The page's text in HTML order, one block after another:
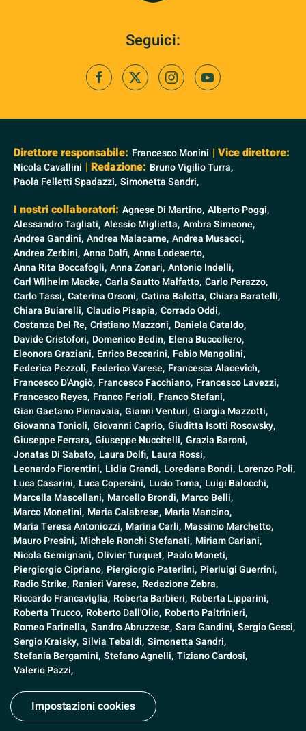
Seguici:
Direttore responsabile: Francesco Monini | Vice direttore:
Nicola Cavallini | Redazione: Bruno Vigilio Turra,
Paola Felletti Spadazzi, Simonetta Sandri,
I nostri collaboratori: Agnese Di Martino, Alberto Poggi,
Alessandro Tagliati, Alessio Miglietta, Ambra Simeone,
Andrea Gandini, Andrea Malacarne, Andrea Musacci,
Andrea Zerbini, Anna Dolfi, Anna Lodeserto,
Anna Rita Boccafogli, Anna Zonari, Antonio Indelli,
Carl Wilhelm Macke, Carla Sautto Malfatto, Carlo Perazzo,
Carlo Tassi, Caterina Orsoni, Catina Balotta, Chiara Baratelli,
Chiara Buiarelli, Claudio Pisapia, Corrado Oddi,
Costanza Del Re, Cristiano Mazzoni, Daniela Cataldo,
Davide Cristofori, Domenico Bedin, Elena Buccoliero,
Eleonora Graziani, Enrico Beccarini, Fabio Mangolini,
Federica Pezzoli, Federico Varese, Francesca Alacevich,
Francesco D'Angiò, Francesco Facchiano, Francesco Lavezzi,
Francesco Reyes, Franco Ferioli, Franco Stefani,
Gian Gaetano Pinnavaia, Gianni Venturi, Giorgia Mazzotti,
Giovanna Tonioli, Giovanni Caprio, Giuditta Isotti Rosowsky,
Giuseppe Ferrara, Giuseppe Nuccitelli, Grazia Baroni,
Jonatas Di Sabato, Laura Dolfi, Laura Rossi,
Leonardo Fiorentini, Lidia Grandi, Loredana Bondi, Lorenzo Poli,
Luca Casarini, Luca Copersini, Lucio Toma, Luigi Balocchi,
Marcella Mascellani, Marcello Brondi, Marco Belli,
Marco Monetini, Maria Calabrese, Maria Mancino,
Maria Teresa Antoniozzi, Marina Carli, Massimo Marchetto,
Mauro Presini, Michele Ronchi Stefanati, Miriam Cariani,
Nicola Gemignani, Olivier Turquet, Paolo Moneti,
Piergiorgio Cipriano, Piergiorgio Paterlini, Pierluigi Guerrini,
Radio Strike, Ranieri Varese, Redazione Zebra,
Riccardo Francaviglia, Roberta Barbieri, Roberta Lipparini,
Roberta Trucco, Roberto Dall'Olio, Roberto Paltrinieri,
Romeo Farinella, Sandro Abruzzese, Sara Gandini, Sergio Gessi,
Sergio Kraisky, Silvia Tebaldi, Simonetta Sandri,
Stefania Bergamini, Stefano Agnelli, Tiziano Cardosi,
Valerio Pazzi,
Impostazioni cookies